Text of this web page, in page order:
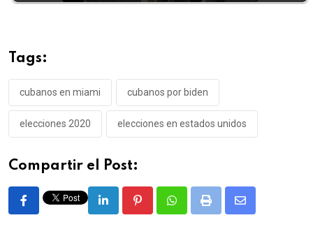
Tags:
cubanos en miami cubanos por biden
elecciones 2020 elecciones en estados unidos
Compartir el Post:
LinkedIn PinterestWhatsappPrint
Share